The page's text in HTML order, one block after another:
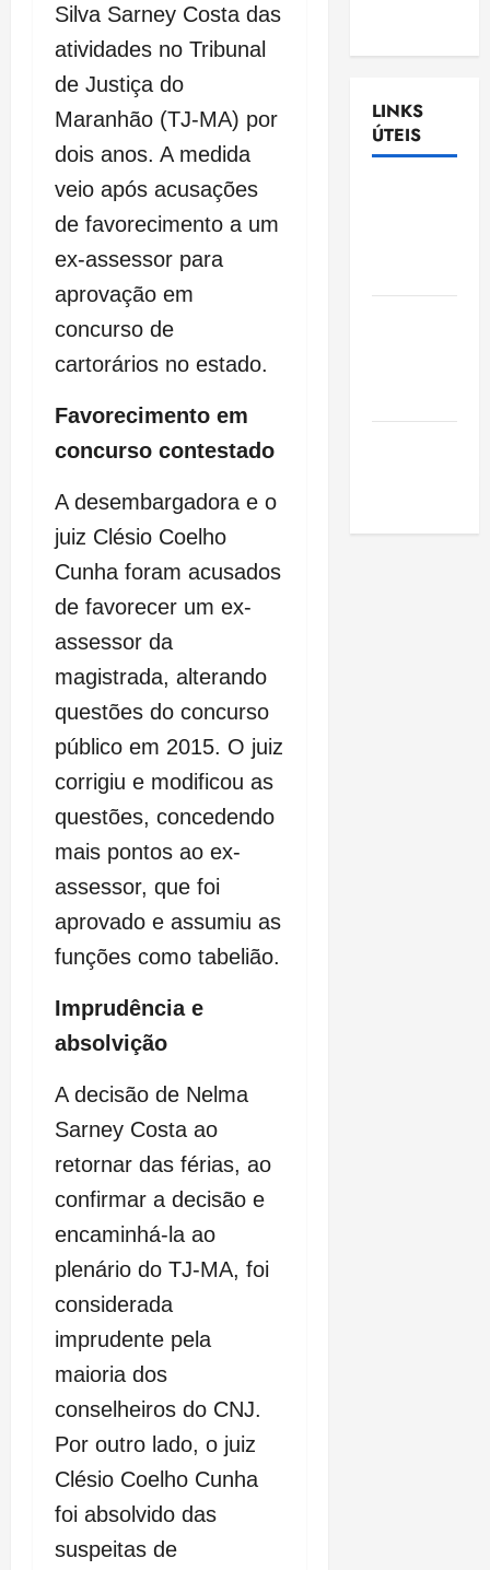
Silva Sarney Costa das
atividades no Tribunal
de Justiça do
Maranhão (TJ-MA) por
dois anos. A medida
veio após acusações
de favorecimento a um
ex-assessor para
aprovação em
concurso de
cartorários no estado.
Favorecimento em
concurso contestado
A desembargadora e o
juiz Clésio Coelho
Cunha foram acusados
de favorecer um ex-
assessor da
magistrada, alterando
questões do concurso
público em 2015. O juiz
corrigiu e modificou as
questões, concedendo
mais pontos ao ex-
assessor, que foi
aprovado e assumiu as
funções como tabelião.
Imprudência e
absolvição
A decisão de Nelma
Sarney Costa ao
retornar das férias, ao
confirmar a decisão e
encaminhá-la ao
plenário do TJ-MA, foi
considerada
imprudente pela
maioria dos
conselheiros do CNJ.
Por outro lado, o juiz
Clésio Coelho Cunha
foi absolvido das
suspeitas de
LINKS
ÚTEIS